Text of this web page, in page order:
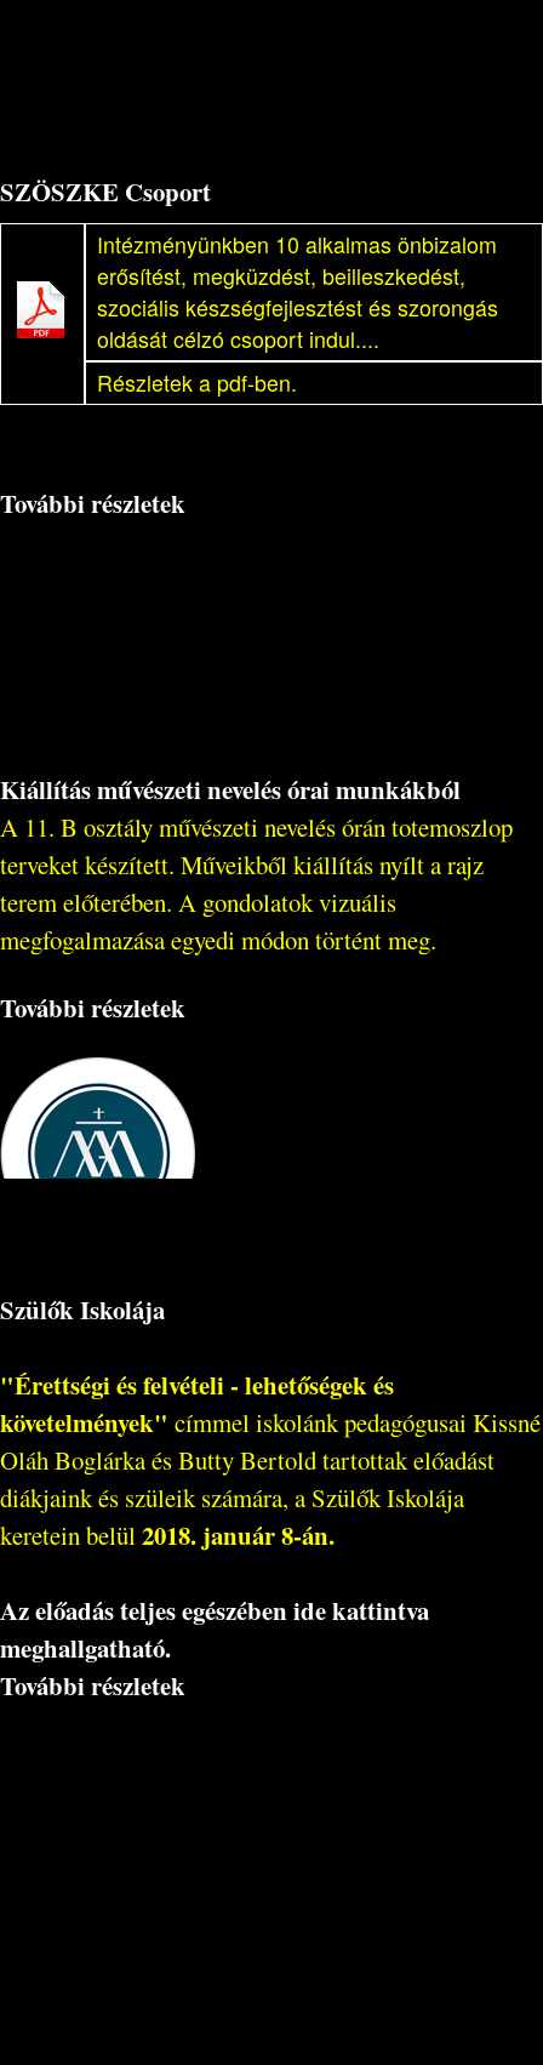
SZÖSZKE Csoport
Intézményünkben 10 alkalmas önbizalom
erősítést, megküzdést, beilleszkedést,
szociális készségfejlesztést és szorongás
oldását célzó csoport indul....
Részletek a pdf-ben.
További részletek
Kiállítás művészeti nevelés órai munkákból
A 11. B osztály művészeti nevelés órán totemoszlop
terveket készített. Műveikből kiállítás nyílt a rajz
terem előterében. A gondolatok vizuális
megfogalmazása egyedi módon történt meg.
További részletek
Szülők Iskolája
"Érettségi és felvételi - lehetőségek és
követelmények" címmel iskolánk pedagógusai Kissné
Oláh Boglárka és Butty Bertold tartottak előadást
diákjaink és szüleik számára, a Szülők Iskolája
keretein belül2018. január 8-án.
Az előadás teljes egészében ide kattintva
meghallgatható.
További részletek